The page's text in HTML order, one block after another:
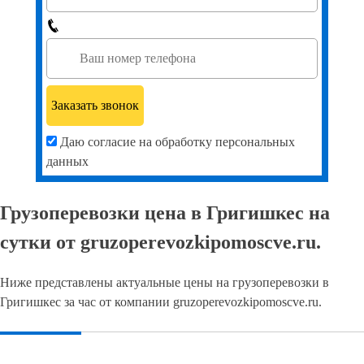
Даю согласие на обработку персональных
данных
Грузоперевозки цена в Григишкес на
сутки от gruzoperevozkipomoscve.ru.
Ниже представлены актуальные цены на грузоперевозки в
Григишкес за час от компании gruzoperevozkipomoscve.ru.